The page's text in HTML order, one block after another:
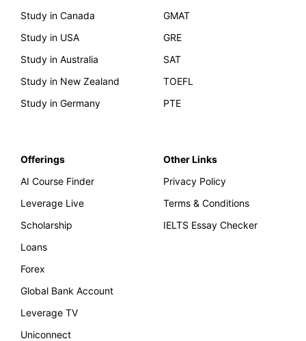
Study in Canada
Study in USA
Study in Australia
Study in New Zealand
Study in Germany
GMAT
GRE
SAT
TOEFL
PTE
Offerings
AI Course Finder
Leverage Live
Scholarship
Loans
Forex
Global Bank Account
Leverage TV
Uniconnect
Other Links
Privacy Policy
Terms & Conditions
IELTS Essay Checker